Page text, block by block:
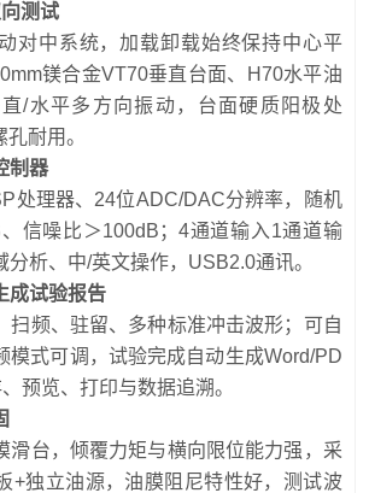
测试
对中系统，加载卸载始终保持中心平
镁合金VT70垂直台面、H70水平油
/水平多方向振动，台面硬质阳极处
耐用。
制器
处理器、24位ADC/DAC分辨率，随机
信噪比＞100dB；4通道输入1通道输
分析、中/英文操作，USB2.0通讯。
成试验报告
扫频、驻留、多种标准冲击波形；可自
模式可调，试验完成自动生成Word/PD
预览、打印与数据追溯。
滑台，倾覆力矩与横向限位能力强，采
+独立油源，油膜阻尼特性好，测试波